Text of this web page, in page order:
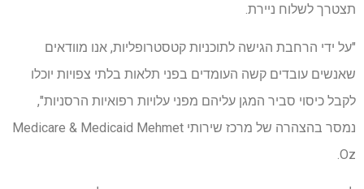
תצטרך לשלוח ניירת.
"על ידי הרחבת הגישה לתוכניות קטסטרופליות, אנו מוודאים
שאנשים עובדים קשה העומדים בפני תלאות בלתי צפויות יוכלו
לקבל כיסוי סביר המגן עליהם מפני עלויות רפואיות הרסניות",
נמסר בהצהרה של מרכז שירותי Medicare & Medicaid Mehmet
Oz.